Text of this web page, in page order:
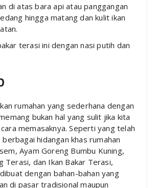
di atas bara api atau panggangan
hingga matang dan kulit ikan
terasi ini dengan nasi putih dan
rumahan yang sederhana dengan
bukan hal yang sulit jika kita
memasaknya. Seperti yang telah
hidangan khas rumahan
Ayam Goreng Bumbu Kuning,
Terasi, dan Ikan Bakar Terasi,
dengan bahan-bahan yang
di pasar tradisional maupun